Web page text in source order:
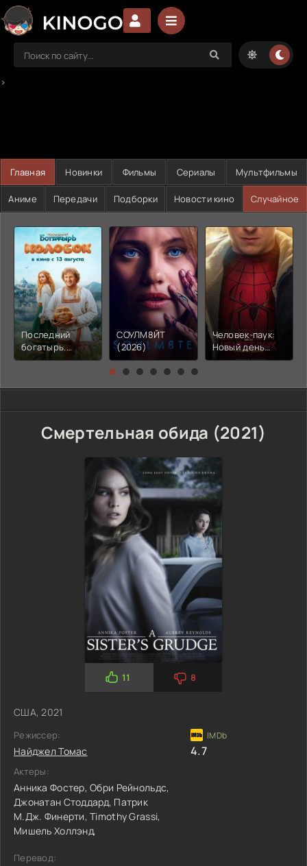
>
Главная Новинки Фильмы Сериалы Мультфильмы
Аниме Передачи Подборки Новости кино Случайное
Последний
богатырь.
Колобок (2026)
СОУЛМ8ЙТ
(2026)
Человек-паук:
Новый день
(2026)
Смертельная обида (2021)
11 8
США, 2021
Режиссер:
Найджел Томас
Актеры:
Анника Фостер,Обри Рейнольдс,
Джонатан Стоддард, Патрик
М.Дж. Финерти,Timothy Grassi,
Мишель Холлэнд,
4.7
Перевод: